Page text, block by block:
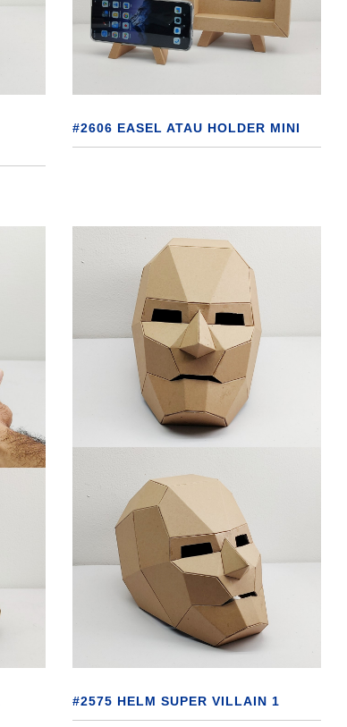
#2606 EASEL ATAU HOLDER MINI
#2575 HELM SUPER VILLAIN 1